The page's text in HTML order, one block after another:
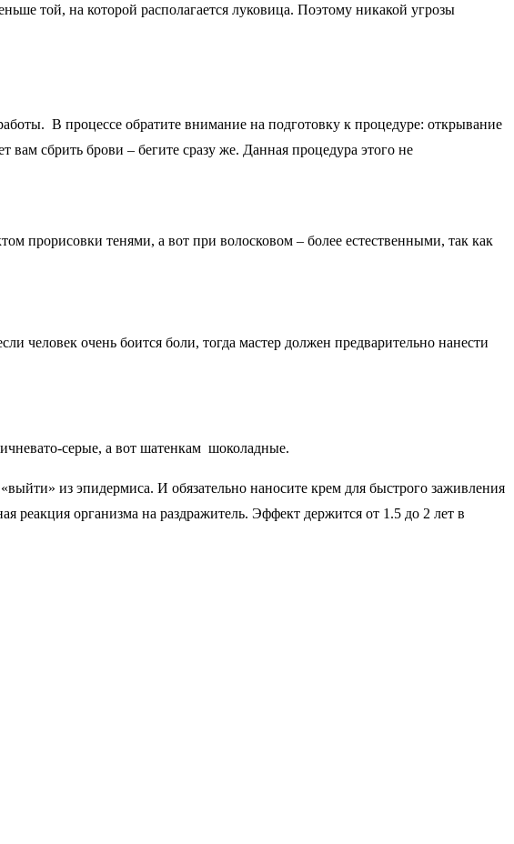
той, на которой располагается луковица. Поэтому никакой угрозы
В процессе обратите внимание на подготовку к процедуре: открывание
сбрить брови – бегите сразу же. Данная процедура этого не
прорисовки тенями, а вот при волосковом – более естественными, так как
очень боится боли, тогда мастер должен предварительно нанести
серые, а вот шатенкам шоколадные.
из эпидермиса. И обязательно наносите крем для быстрого заживления
организма на раздражитель. Эффект держится от 1.5 до 2 лет в